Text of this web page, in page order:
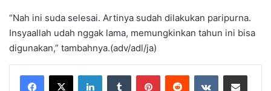
“Nah ini suda selesai. Artinya sudah dilakukan paripurna.
Insyaallah udah nggak lama, memungkinkan tahun ini bisa
digunakan,” tambahnya.(adv/adl/ja)
LinkedInTumblr PinterestReddit VKontakteShare via Email